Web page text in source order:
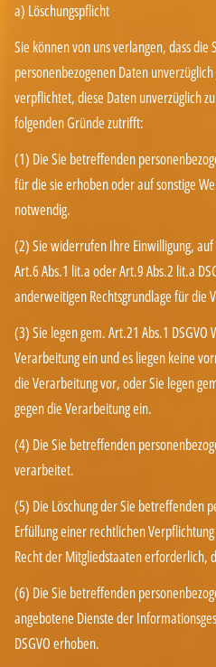
a) Löschungspflicht
Sie können von uns verlangen, dass
personenbezogenen Daten
verpflichtet, diese Daten unverzüglich
folgenden Gründe zutrifft:
(1) Die Sie betreffenden
für die sie erhoben oder auf sonstige
notwendig.
(2) Sie widerrufen Ihre Einwilligung,
Art.6 Abs.1 lit.a oder Art.9 Abs.2 lit.a
anderweitigen Rechtsgrundlage für die
(3) Sie legen gem. Art.21 Abs.1 DSGVO
Verarbeitung ein und es liegen keine
die Verarbeitung vor, oder Sie legen
gegen die Verarbeitung ein.
(4) Die Sie betreffenden
verarbeitet.
(5) Die Löschung der Sie betreffenden
Erfüllung einer rechtlichen
Recht der Mitgliedstaaten erforderlich,
(6) Die Sie betreffenden
angebotene Dienste der
DSGVO erhoben.